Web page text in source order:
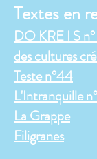
Textes en
DO KRE I S
des cultures
Teste n°44
L'Intranquille
La Grappe
Filigranes